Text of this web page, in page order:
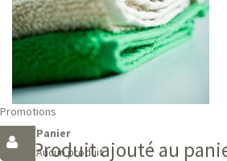
Promotions
Panier
Aucun produit
Produit ajouté au